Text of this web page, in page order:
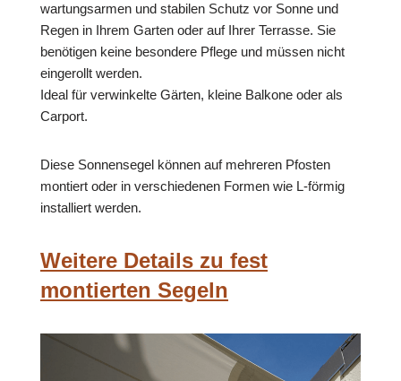
wartungsarmen und stabilen Schutz vor Sonne und
Regen in Ihrem Garten oder auf Ihrer Terrasse. Sie
benötigen keine besondere Pflege und müssen nicht
eingerollt werden.
Ideal für verwinkelte Gärten, kleine Balkone oder als
Carport.
Diese Sonnensegel können auf mehreren Pfosten
montiert oder in verschiedenen Formen wie L-förmig
installiert werden.
Weitere Details zu fest
montierten Segeln